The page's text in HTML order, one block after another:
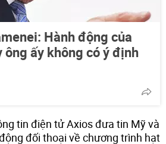
Hành động của
ông ấy không có ý định
tin điện tử Axios đưa tin Mỹ và
đối thoại về chương trình hạt